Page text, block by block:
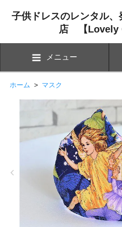
子供ドレスのレンタル、
店 【Lovely
メニュー
ホーム > マスク